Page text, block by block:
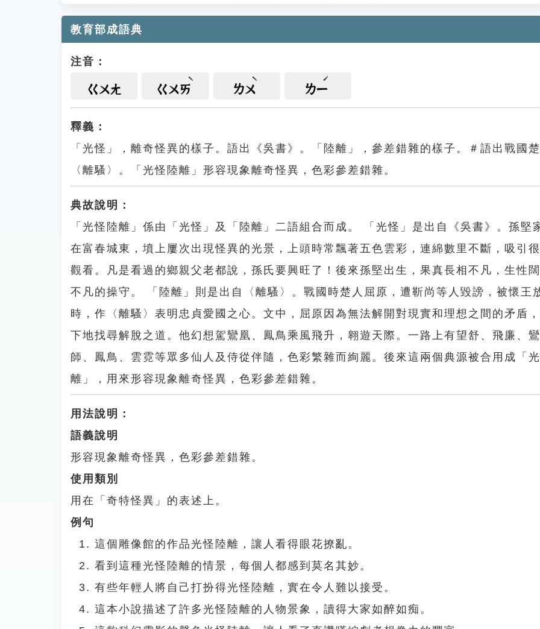
教育部成語典
注音：
ㄍㄨㄤ ㄍㄨㄞ ㄌㄨ ㄌㄧ
釋義：
「光怪」，離奇怪異的樣子。語出《吳書》。「陸離」，參差錯雜的樣子。＃語出戰國
〈離騷〉。「光怪陸離」形容現象離奇怪異，色彩參差錯雜。
典故說明：
「光怪陸離」係由「光怪」及「陸離」二語組合而成。 「光怪」是出自《吳書》。孫堅
在富春城東，墳上屢次出現怪異的光景，上頭時常飄著五色雲彩，連綿數里不斷，吸引
觀看。凡是看過的鄉親父老都說，孫氏要興旺了！後來孫堅出生，果真長相不凡，生性
不凡的操守。 「陸離」則是出自〈離騷〉。戰國時楚人屈原，遭靳尚等人毀謗，被懷王
時，作〈離騷〉表明忠貞愛國之心。文中，屈原因為無法解開對現實和理想之間的矛盾
下地找尋解脫之道。他幻想駕鸞凰、鳳鳥乘風飛升，翱遊天際。一路上有望舒、飛廉、
師、鳳鳥、雲霓等眾多仙人及侍從伴隨，色彩繁雜而絢麗。後來這兩個典源被合用成「
離」，用來形容現象離奇怪異，色彩參差錯雜。
用法說明：
語義說明
形容現象離奇怪異，色彩參差錯雜。
使用類別
用在「奇特怪異」的表述上。
例句
這個雕像館的作品光怪陸離，讓人看得眼花撩亂。
看到這種光怪陸離的情景，每個人都感到莫名其妙。
有些年輕人將自己打扮得光怪陸離，實在令人難以接受。
這本小說描述了許多光怪陸離的人物景象，讀得大家如醉如痴。